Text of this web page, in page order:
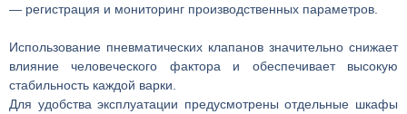
— регистрация и мониторинг производственных параметров.
Использование пневматических клапанов значительно снижает
влияние человеческого фактора и обеспечивает высокую
стабильность каждой варки.
Для удобства эксплуатации предусмотрены отдельные шкафы